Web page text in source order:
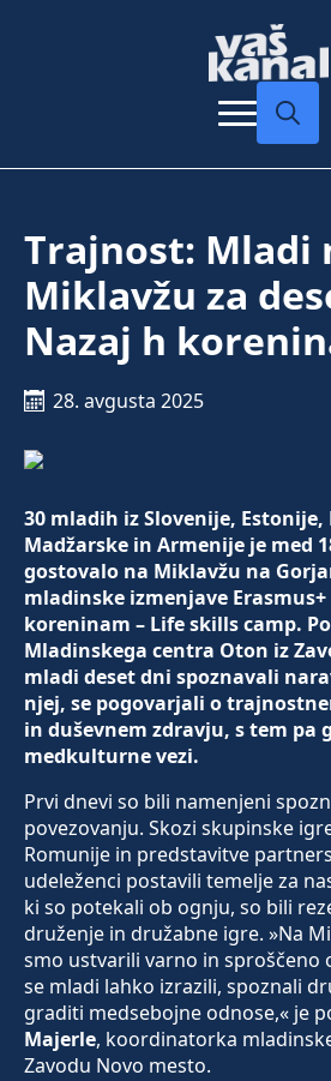
Trajnost: Mladi
Miklavžu za
Nazaj h
28. avgusta 2025
30 mladih iz Slovenije,
Madžarske in Armenije je med
gostovalo na Miklavžu na
mladinske izmenjave
koreninam – Life skills camp.
Mladinskega centra Oton iz
mladi deset dni spoznavali
njej, se pogovarjali o
in duševnem zdravju, s tem pa
medkulturne vezi.
Prvi dnevi so bili namenjeni
povezovanju. Skozi skupinske
Romunije in predstavitve
udeleženci postavili temelje za
ki so potekali ob ognju, so bili
druženje in družabne igre. »Na
smo ustvarili varno in sproščeno
se mladi lahko izrazili, spoznali
graditi medsebojne odnose,« je
Majerle, koordinatorka
Zavodu Novo mesto.